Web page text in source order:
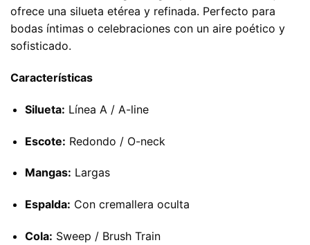
ofrece una silueta etérea y refinada. Perfecto para
bodas íntimas o celebraciones con un aire poético y
sofisticado.
Características
Silueta: Línea A / A-line
Escote: Redondo / O-neck
Mangas: Largas
Espalda: Con cremallera oculta
Cola: Sweep / Brush Train